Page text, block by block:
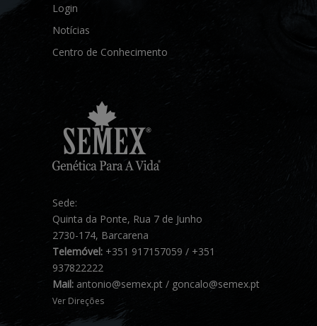
Login
Notícias
Centro de Conhecimento
Sede:
Quinta da Ponte, Rua 7 de Junho
2730-174, Barcarena
Telemóvel: +351 917157059 / +351
937822222
Mail: antonio@semex.pt / goncalo@semex.pt
Ver Direções